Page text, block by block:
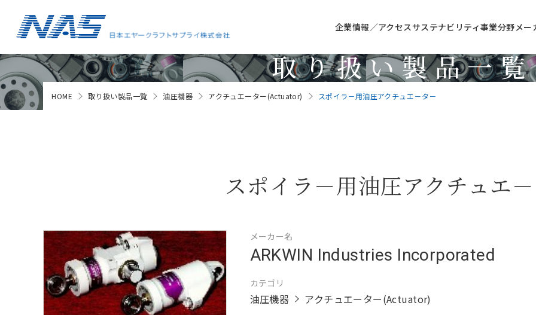
企業情報／アクセスサステナビリティ事業分野メー
取り扱い製品一覧
Products
HOME 取り扱い製品一覧 油圧機器 アクチュエーター(Actuator) スポイラ－用油圧アクチュエ－タ－
スポイラ－用油圧アクチュエ
メーカー名
ARKWIN Industries Incorporated
カテゴリ
油圧機器 アクチュエーター(Actuator)